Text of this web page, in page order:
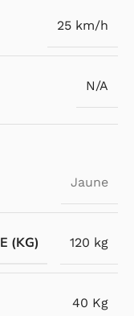
25 km/h
N/A
Jaune
(KG) 120 kg
40 Kg